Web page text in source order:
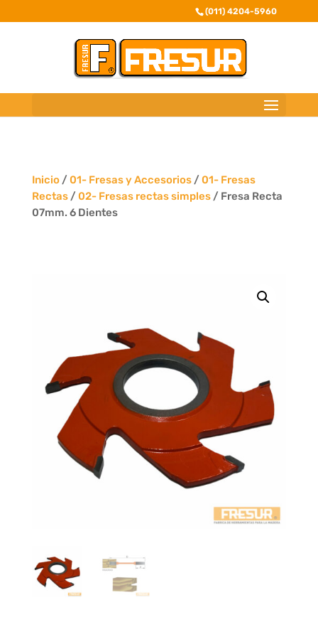
(011) 4204-5960
Inicio/ 01- Fresas y Accesorios/ 01- Fresas
Rectas/ 02- Fresas rectas simples/ Fresa Recta
07mm. 6 Dientes